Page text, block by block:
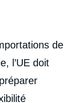
de
l’UE doit